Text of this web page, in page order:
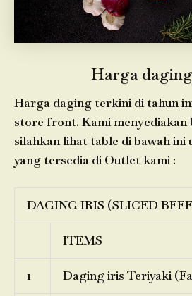
Harga
Harga daging terkini di tahun
store front. Kami menyediakan
silahkan lihat table di bawah ini
yang tersedia di Outlet kami :
DAGING IRIS (SLICED
ITEMS
1 Daging iris Teriyaki